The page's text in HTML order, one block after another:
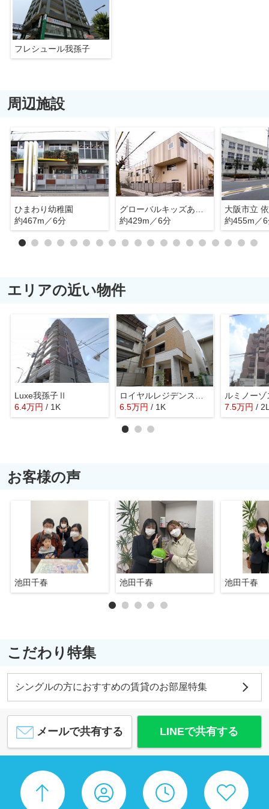
フレシュール我孫子
周辺施設
ひまわり幼稚園
約467m／6分
約429m／6分
大阪市立
約455m／
エリアの近い物件
Luxe我孫子Ⅱ
6.4万円 / 1K
ロイヤルレジデンス万代東
6.5万円 / 1K 7.5万円 /
お客様の声
池田千春 池田千春 池田千春
こだわり特集
シングルの方におすすめの賃貸のお部屋特集
メールで共有する LINEで共有する